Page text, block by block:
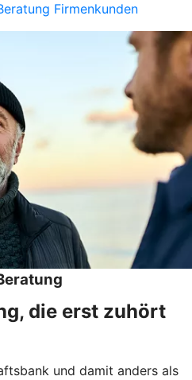
Firmenkunden
die erst zuhört
und damit anders als